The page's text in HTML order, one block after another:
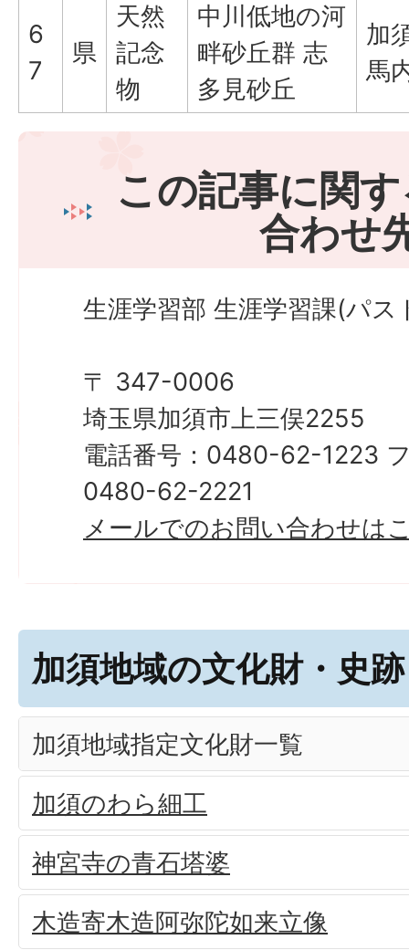
6
7
県
天然
記念
物
中川低地の河
畔砂丘群 志
多見砂丘
加
馬
この記事に関
合わせ
生涯学習部 生涯学習課(パス
〒 347-0006
埼玉県加須市上三俣2255
電話番号：0480-62-1223
0480-62-2221
メールでのお問い合わせは
加須地域の文化財・史跡
加須地域指定文化財一覧
加須のわら細工
神宮寺の青石塔婆
木造寄木造阿弥陀如来立像